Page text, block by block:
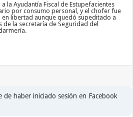
la Ayudantía Fiscal de Estupefacientes
por consumo personal, y el chofer fue
libertad aunque quedó supeditado a
de la secretaría de Seguridad del
haber iniciado sesión en Facebook